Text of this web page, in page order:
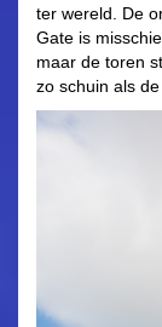
ter wereld. De
Gate is
maar de toren
zo schuin als